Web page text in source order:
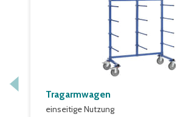
Tragarmwagen
einseitige Nutzung